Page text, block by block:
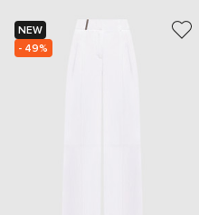
NEW
- 49%